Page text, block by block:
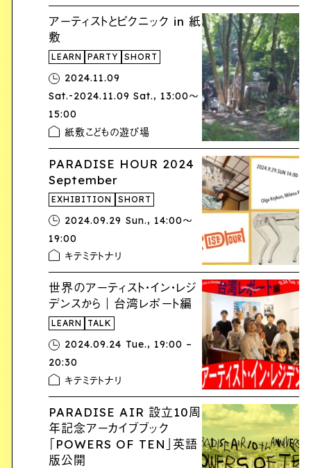
アーティストとピクニック in 紙
敷
LEARN PARTY SHORT
2024.11.09
Sat.-2024.11.09 Sat., 13:00〜
15:00
紙敷こどもの遊び場
PARADISE HOUR 2024
September
EXHIBITION SHORT
2024.09.29 Sun., 14:00〜
19:00
キテミテトナリ
世界のアーティスト・イン・レジ
デンスから｜台湾レポート編
LEARN TALK
2024.09.24 Tue., 19:00 –
20:30
キテミテトナリ
PARADISE AIR 設立10周
年記念アーカイブブック
「POWERS OF TEN」英語
版公開